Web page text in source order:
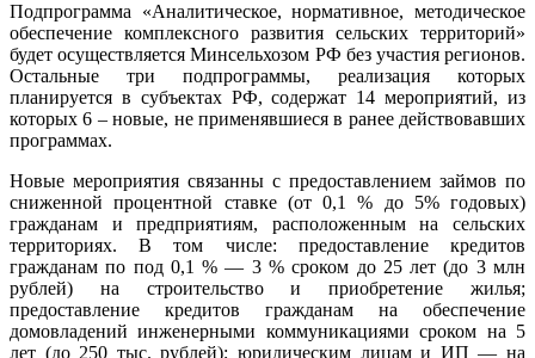
Подпрограмма «Аналитическое, нормативное, методическое
обеспечение комплексного развития сельских территорий»
будет осуществляется Минсельхозом РФ без участия регионов.
Остальные три подпрограммы, реализация которых
планируется в субъектах РФ, содержат 14 мероприятий, из
которых 6 – новые, не применявшиеся в ранее действовавших
программах.
Новые мероприятия связанны с предоставлением займов по
сниженной процентной ставке (от 0,1 % до 5% годовых)
гражданам и предприятиям, расположенным на сельских
территориях. В том числе: предоставление кредитов
гражданам по под 0,1 % — 3 % сроком до 25 лет (до 3 млн
рублей) на строительство и приобретение жилья;
предоставление кредитов гражданам на обеспечение
домовладений инженерными коммуникациями сроком на 5
лет (до 250 тыс. рублей); юридическим лицам и ИП — на